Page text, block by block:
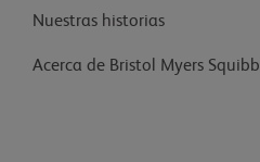
Nuestras historias
Acerca de Bristol Myers Squibb